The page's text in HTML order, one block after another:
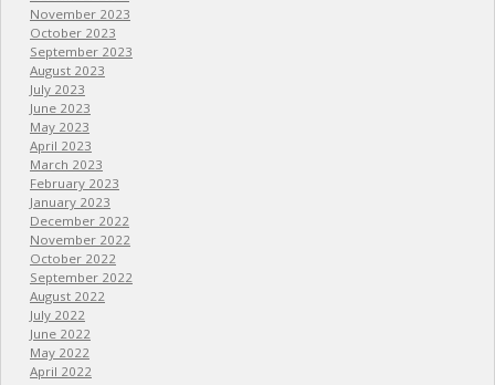
November 2023
October 2023
September 2023
August 2023
July 2023
June 2023
May 2023
April 2023
March 2023
February 2023
January 2023
December 2022
November 2022
October 2022
September 2022
August 2022
July 2022
June 2022
May 2022
April 2022